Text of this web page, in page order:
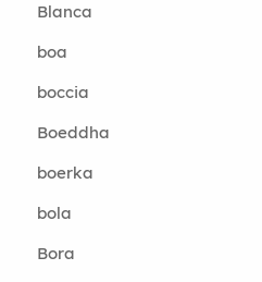
Blanca
boa
boccia
Boeddha
boerka
bola
Bora